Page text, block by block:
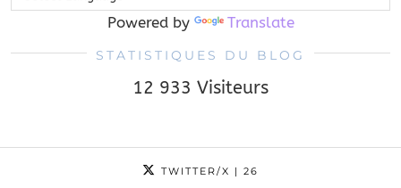
Powered by Translate
STATISTIQUES DU BLOG
12 933 Visiteurs
TWITTER/X | 26